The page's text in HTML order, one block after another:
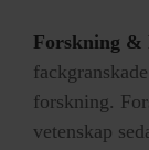
Forskning &
forskning.
vetenskap